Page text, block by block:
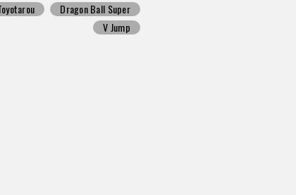
Dragon Ball Super
V Jump